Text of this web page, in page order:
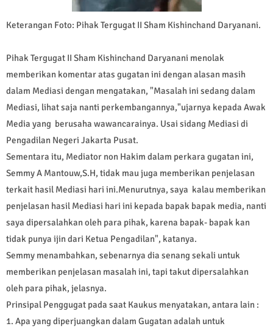
Keterangan Foto: Pihak Tergugat II Sham Kishinchand Daryanani.
Pihak Tergugat II Sham Kishinchand Daryanani menolak
memberikan komentar atas gugatan ini dengan alasan masih
dalam Mediasi dengan mengatakan, "Masalah ini sedang dalam
Mediasi, lihat saja nanti perkembangannya,"ujarnya kepada Awak
Media yang berusaha wawancarainya. Usai sidang Mediasi di
Pengadilan Negeri Jakarta Pusat.
Sementara itu, Mediator non Hakim dalam perkara gugatan ini,
Semmy A Mantouw,S.H, tidak mau juga memberikan penjelasan
terkait hasil Mediasi hari ini.Menurutnya, saya kalau memberikan
penjelasan hasil Mediasi hari ini kepada bapak bapak media, nanti
saya dipersalahkan oleh para pihak, karena bapak- bapak kan
tidak punya ijin dari Ketua Pengadilan", katanya.
Semmy menambahkan, sebenarnya dia senang sekali untuk
memberikan penjelasan masalah ini, tapi takut dipersalahkan
oleh para pihak, jelasnya.
Prinsipal Penggugat pada saat Kaukus menyatakan, antara lain :
1. Apa yang diperjuangkan dalam Gugatan adalah untuk